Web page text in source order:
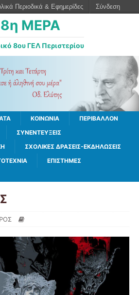
8η ΜΕΡΑ
8ου ΓΕΛ Περιστερίου
ΚΟΙΝΩΝΙΑ
ΠΕΡΙΒΑΛΛΟΝ
ΣΥΝΕΝΤΕΥΞΕΙΣ
ΣΧΟΛΙΚΕΣ ΔΡΑΣΕΙΣ-ΕΚΔΗΛΩΣΕΙΣ
ΕΠΙΣΤΗΜΕΣ
Περιοδικά & Εφημερίδες Σύνδεση